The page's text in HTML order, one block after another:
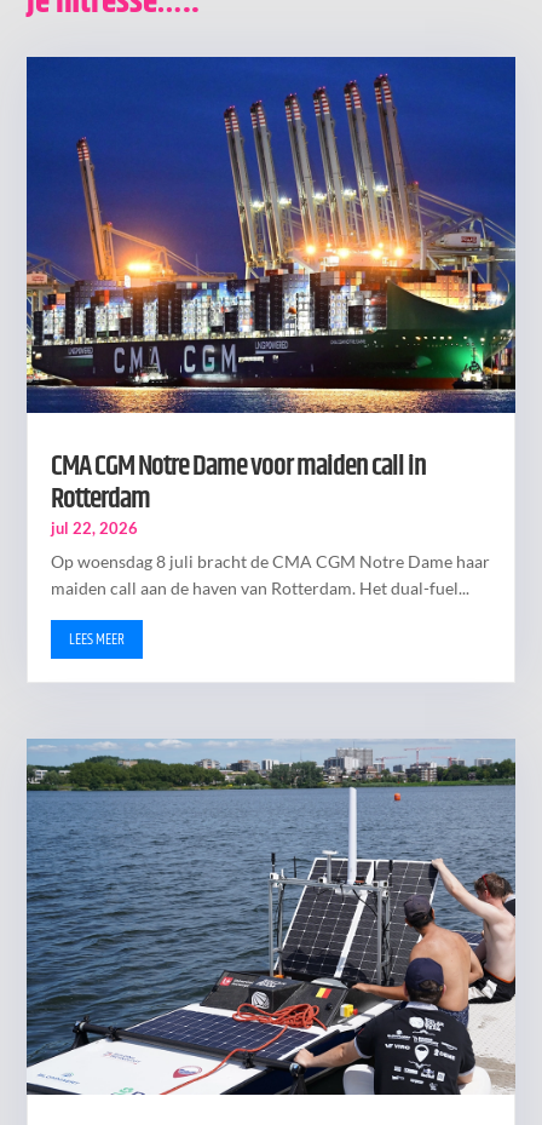
CMA CGM Notre Dame voor maiden call in
Rotterdam
jul 22, 2026
Op woensdag 8 juli bracht de CMA CGM Notre Dame haar
maiden call aan de haven van Rotterdam. Het dual-fuel...
LEES MEER